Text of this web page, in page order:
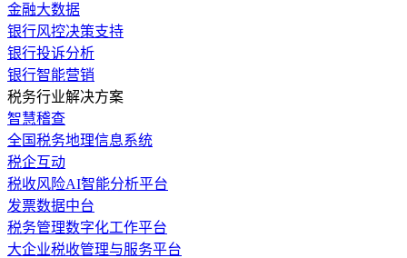
金融大数据
银行风控决策支持
银行投诉分析
银行智能营销
税务行业解决方案
智慧稽查
全国税务地理信息系统
税企互动
税收风险AI智能分析平台
发票数据中台
税务管理数字化工作平台
大企业税收管理与服务平台